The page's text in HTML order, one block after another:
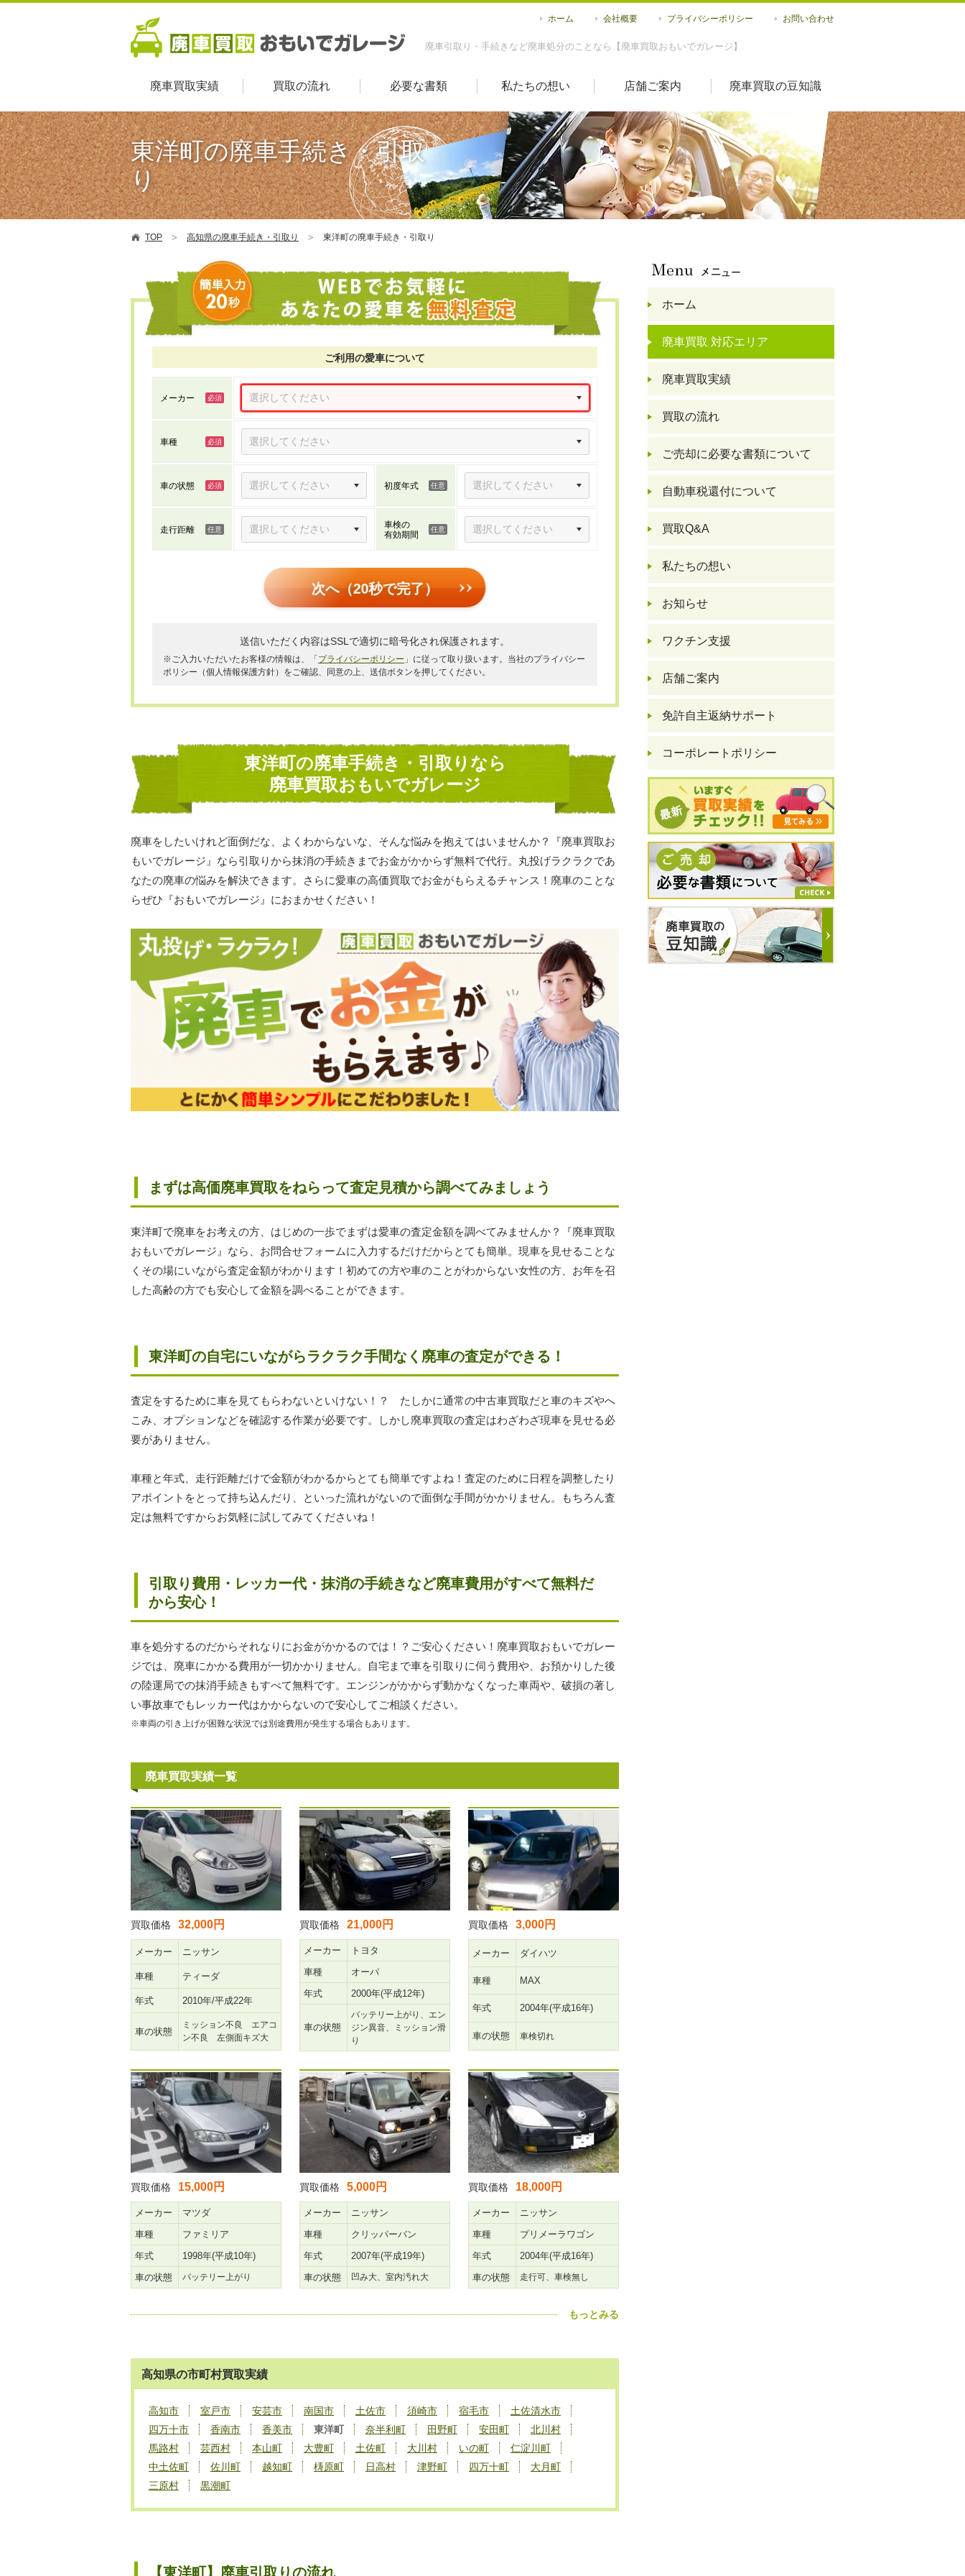
廃車引取り・手続きなど廃車処分のことなら【廃車買取おもいでガレージ】
ホーム 会社概要 プライバシーポリシー お問い合わせ
廃車買取実績 買取の流れ 必要な書類 私たちの想い 店舗ご案内 廃車買取の豆知識
東洋町の廃車手続き・引取
り
TOP 高知県の廃車手続き・引取り 東洋町の廃車手続き・引取り
ご利用の愛車について
メーカー
車種
車の状態 初度年式
走行距離
車検の
有効期間
次へ（20秒で完了）
送信いただく内容はSSLで適切に暗号化され保護されます。
※ご入力いただいたお客様の情報は、「 プライバシーポリシー 」に従って取り扱います。当社のプライバシー
ポリシー（個人情報保護方針）をご確認、同意の上、送信ボタンを押してください。
東洋町の廃車手続き・引取りなら
廃車買取おもいでガレージ
廃車をしたいけれど面倒だな、よくわからないな、そんな悩みを抱えてはいませんか？『廃車買取お
もいでガレージ』なら引取りから抹消の手続きまでお金がかからず無料で代行。丸投げラクラクであ
なたの廃車の悩みを解決できます。さらに愛車の高価買取でお金がもらえるチャンス！廃車のことな
らぜひ『おもいでガレージ』におまかせください！
まずは高価廃車買取をねらって査定見積から調べてみましょう
東洋町で廃車をお考えの方、はじめの一歩でまずは愛車の査定金額を調べてみませんか？『廃車買取
おもいでガレージ』なら、お問合せフォームに入力するだけだからとても簡単。現車を見せることな
くその場にいながら査定金額がわかります！初めての方や車のことがわからない女性の方、お年を召
した高齢の方でも安心して金額を調べることができます。
東洋町の自宅にいながらラクラク手間なく廃車の査定ができる！
査定をするために車を見てもらわないといけない！？ たしかに通常の中古車買取だと車のキズやへ
こみ、オプションなどを確認する作業が必要です。しかし廃車買取の査定はわざわざ現車を見せる必
要がありません。
車種と年式、走行距離だけで金額がわかるからとても簡単ですよね！査定のために日程を調整したり
アポイントをとって持ち込んだり、といった流れがないので面倒な手間がかかりません。もちろん査
定は無料ですからお気軽に試してみてくださいね！
引取り費用・レッカー代・抹消の手続きなど廃車費用がすべて無料だ
から安心！
車を処分するのだからそれなりにお金がかかるのでは！？ご安心ください！廃車買取おもいでガレー
ジでは、廃車にかかる費用が一切かかりません。自宅まで車を引取りに伺う費用や、お預かりした後
の陸運局での抹消手続きもすべて無料です。エンジンがかからず動かなくなった車両や、破損の著し
い事故車でもレッカー代はかからないので安心してご相談ください。
※車両の引き上げが困難な状況では別途費用が発生する場合もあります。
廃車買取実績一覧
買取価格 32,000円
メーカー ニッサン
車種 ティーダ
年式 2010年/平成22年
車の状態
ミッション不良 エアコ
ン不良 左側面キズ大
買取価格 21,000円
メーカー
トヨタ
車種
オーパ
年式
2000年(平成12年)
車の状態
バッテリー上がり、エン
ジン異音、ミッション滑
り
買取価格 3,000円
メーカー ダイハツ
車種 MAX
年式 2004年(平成16年)
車の状態 車検切れ
買取価格 15,000円
メーカー
マツダ
車種
ファミリア
年式
1998年(平成10年)
車の状態
バッテリー上がり
買取価格 5,000円
メーカー
ニッサン
車種
クリッパーバン
年式
2007年(平成19年)
車の状態
凹み大、室内汚れ大
買取価格 18,000円
メーカー
ニッサン
車種
プリメーラワゴン
年式
2004年(平成16年)
車の状態
走行可、車検無し
もっとみる
高知県の市町村買取実績
高知市 室戸市 安芸市 南国市 土佐市 須崎市 宿毛市
土佐清水市
四万十市
香南市 香美市 東洋町 奈半利町 田野町 安田町
北川村
馬路村
芸西村 本山町 大豊町 土佐町 大川村 いの町
仁淀川町
中土佐町
佐川町 越知町 梼原町 日高村 津野町 四万十町
大月町
三原村
黒潮町
【東洋町】廃車引取りの流れ
ホーム
廃車買取 対応エリア
廃車買取実績
買取の流れ
ご売却に必要な書類について
自動車税還付について
買取Q&A
私たちの想い
お知らせ
ワクチン支援
店舗ご案内
免許自主返納サポート
コーポレートポリシー